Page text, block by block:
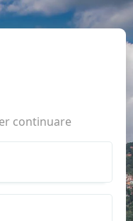
continuare